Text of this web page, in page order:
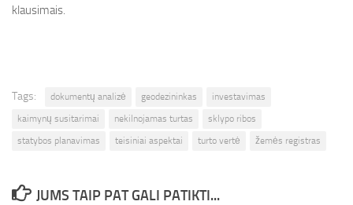
klausimais.
Tags: dokumentų analizė geodezininkas
investavimas
kaimynų susitarimai
nekilnojamas turtas
sklypo ribos
statybos planavimas
teisiniai aspektai turto vertė žemės registras
JUMS TAIP PAT GALI PATIKTI...